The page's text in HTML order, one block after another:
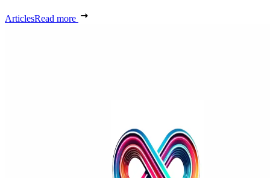
ArticlesRead more